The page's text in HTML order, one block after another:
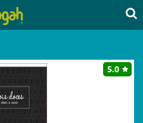
5.0